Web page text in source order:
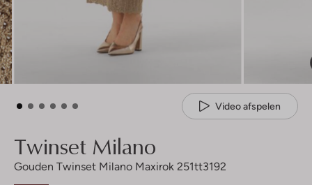
Video afspelen
Twinset Milano
Gouden Twinset Milano Maxirok 251tt3192